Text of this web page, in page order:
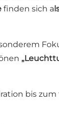
finden sich a
bis